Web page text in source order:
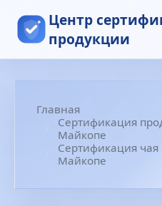
Центр
продукции
Главная
Сертификация
Майкопе
Сертификация
Майкопе